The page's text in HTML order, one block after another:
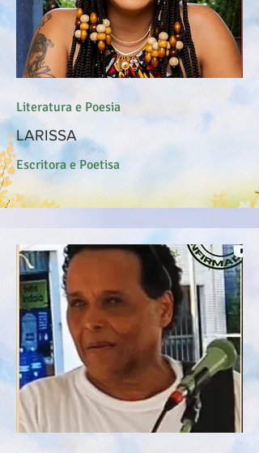
Literatura e Poesia
LARISSA
Escritora e Poetisa